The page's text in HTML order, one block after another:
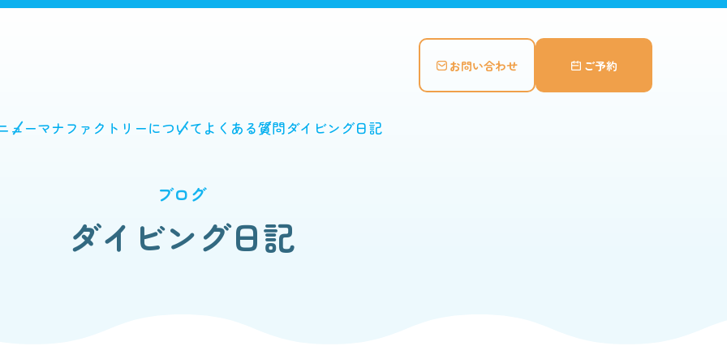
お問い合わせ ご予約
ューマナファクトリーについて よくある質問ダイビング日記
ブログ
ダイビング日記